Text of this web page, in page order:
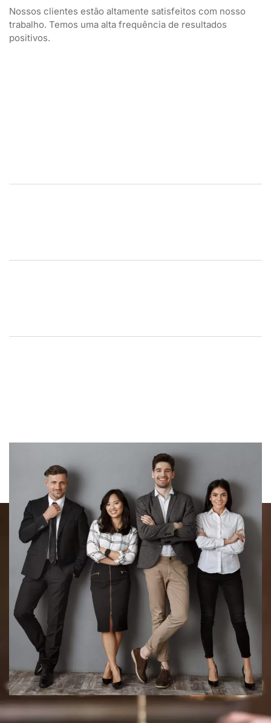
Nossos clientes estão altamente satisfeitos com nosso
trabalho. Temos uma alta frequência de resultados
positivos.